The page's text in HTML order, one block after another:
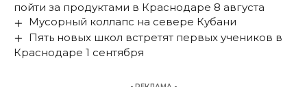
пойти за продуктами в Краснодаре 8 августа
Мусорный коллапс на севере Кубани
Пять новых школ встретят первых учеников в
Краснодаре 1 сентября